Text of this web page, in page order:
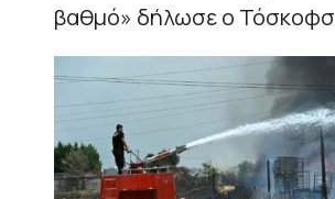
βαθμό» δήλωσε ο